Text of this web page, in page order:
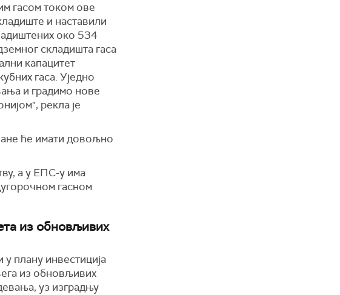
гасом током ове
и наставили
око 534
складишта гаса
капацитет
гаса. Уједно
и градимо нове
рекла је
ће имати довољно
а у ЕПС-у има
гасном
из обновљивих
плану инвестиција
из обновљивих
уз изградњу